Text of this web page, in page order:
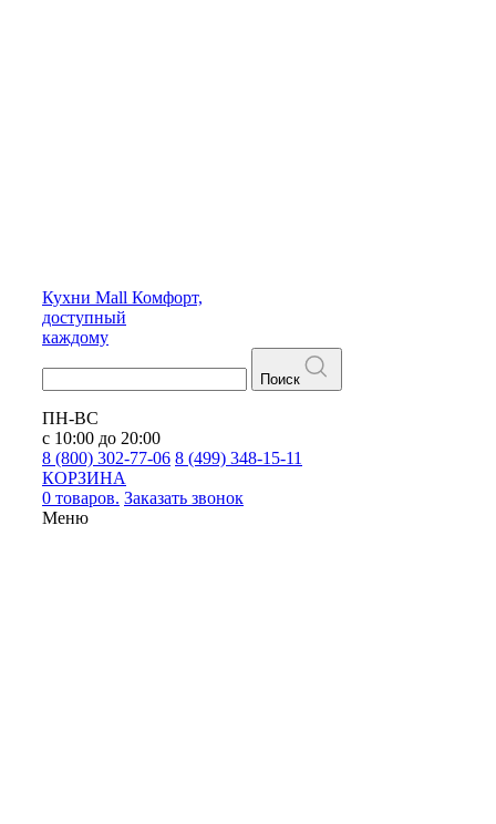
Кухни Mall Комфорт,
доступный
каждому
Поиск
ПН-ВС
с 10:00 до 20:00
8 (800) 302-77-06 8 (499) 348-15-11
КОРЗИНА
0 товаров. Заказать звонок
Меню